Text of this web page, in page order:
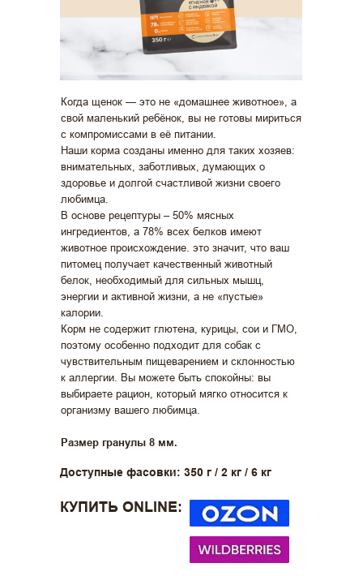
Когда щенок — это не «домашнее животное», а
свой маленький ребёнок, вы не готовы мириться
с компромиссами в её питании.
Наши корма созданы именно для таких хозяев:
внимательных, заботливых, думающих о
здоровье и долгой счастливой жизни своего
любимца.
В основе рецептуры – 50% мясных
ингредиентов, а 78% всех белков имеют
животное происхождение. это значит, что ваш
питомец получает качественный животный
белок, необходимый для сильных мышц,
энергии и активной жизни, а не «пустые»
калории.
Корм не содержит глютена, курицы, сои и ГМО,
поэтому особенно подходит для собак с
чувствительным пищеварением и склонностью
к аллергии. Вы можете быть спокойны: вы
выбираете рацион, который мягко относится к
организму вашего любимца.
Размер гранулы 8 мм.
КУПИТЬ ONLINE:
Доступные фасовки: 350 г / 2 кг / 6 кг